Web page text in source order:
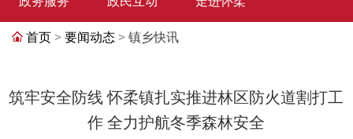
首页 > 要闻动态 > 镇乡快讯
筑牢安全防线 怀柔镇扎实推进林区防火道割打工
作 全力护航冬季森林安全